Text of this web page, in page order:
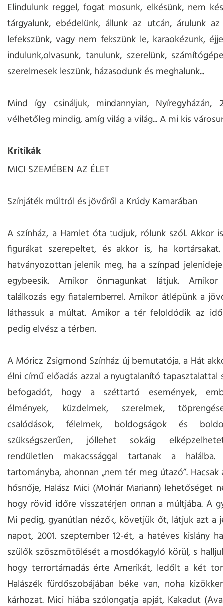
Elindulunk reggel, fogat mosunk, elkésünk, nem
tárgyalunk, ebédelünk, állunk az utcán, árulunk
lefekszünk, vagy nem fekszünk le, karaokézunk,
indulunk,olvasunk, tanulunk, szerelünk,
szerelmesek leszünk, házasodunk és meghalunk...
Mind így csináljuk, mindannyian, Nyíregyházán,
vélhetőleg mindig, amíg világ a világ... A mi kis
Kritikák
MICI SZEMÉBEN AZ ÉLET
Színjáték múltról és jövőről a Krúdy Kamarában
A színház, a Hamlet óta tudjuk, rólunk szól. Akkor
figurákat szerepeltet, és akkor is, ha
hatványozottan jelenik meg, ha a színpad
egybeesik. Amikor önmagunkat látjuk.
találkozás egy fiatalemberrel. Amikor átlépünk a
láthassuk a múltat. Amikor a tér feloldódik az
pedig elvész a térben.
A Móricz Zsigmond Színház új bemutatója, a Hát
élni című előadás azzal a nyugtalanító tapasztalattal
befogadót, hogy a széttartó események,
élmények, küzdelmek, szerelmek,
csalódások, félelmek, boldogságok és
szükségszerűen, jóllehet sokáig
rendületlen makacssággal tartanak a
tartományba, ahonnan „nem tér meg útazó”.
hősnője, Halász Mici (Molnár Mariann) lehetőséget
hogy rövid időre visszatérjen onnan a múltjába. A
Mi pedig, gyanútlan nézők, követjük őt, látjuk azt a
napot, 2001. szeptember 12-ét, a hatéves kislány
szülők szöszmötölését a mosdókagyló körül, s
hogy terrortámadás érte Amerikát, ledőlt a két
Halászék fürdőszobájában béke van, noha
kárhozat. Mici hiába szólongatja apját, Kakadut